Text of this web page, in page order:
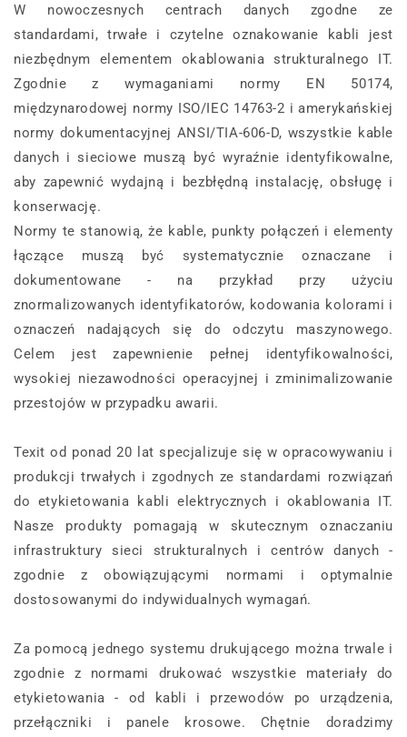
W nowoczesnych centrach danych zgodne ze
standardami, trwałe i czytelne oznakowanie kabli jest
niezbędnym elementem okablowania strukturalnego IT.
Zgodnie z wymaganiami normy EN 50174,
międzynarodowej normy ISO/IEC 14763-2 i amerykańskiej
normy dokumentacyjnej ANSI/TIA-606-D, wszystkie kable
danych i sieciowe muszą być wyraźnie identyfikowalne,
aby zapewnić wydajną i bezbłędną instalację, obsługę i
konserwację.
Normy te stanowią, że kable, punkty połączeń i elementy
łączące muszą być systematycznie oznaczane i
dokumentowane - na przykład przy użyciu
znormalizowanych identyfikatorów, kodowania kolorami i
oznaczeń nadających się do odczytu maszynowego.
Celem jest zapewnienie pełnej identyfikowalności,
wysokiej niezawodności operacyjnej i zminimalizowanie
przestojów w przypadku awarii.
Texit od ponad 20 lat specjalizuje się w opracowywaniu i
produkcji trwałych i zgodnych ze standardami rozwiązań
do etykietowania kabli elektrycznych i okablowania IT.
Nasze produkty pomagają w skutecznym oznaczaniu
infrastruktury sieci strukturalnych i centrów danych -
zgodnie z obowiązującymi normami i optymalnie
dostosowanymi do indywidualnych wymagań.
Za pomocą jednego systemu drukującego można trwale i
zgodnie z normami drukować wszystkie materiały do
etykietowania - od kabli i przewodów po urządzenia,
przełączniki i panele krosowe. Chętnie doradzimy